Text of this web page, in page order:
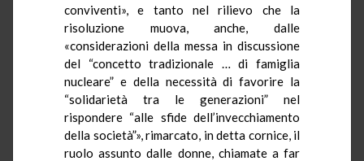
conviventi», e tanto nel rilievo che la
risoluzione muova, anche, dalle
«considerazioni della messa in discussione
del “concetto tradizionale … di famiglia
nucleare” e della necessità di favorire la
“solidarietà tra le generazioni” nel
rispondere “alle sfide dell’invecchiamento
della società”», rimarcato, in detta cornice, il
ruolo assunto dalle donne, chiamate a far